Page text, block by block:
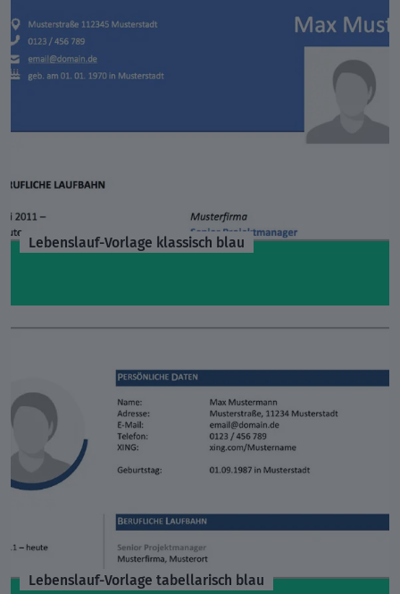
Lebenslauf-Vorlage klassisch blau
Lebenslauf-Vorlage tabellarisch blau